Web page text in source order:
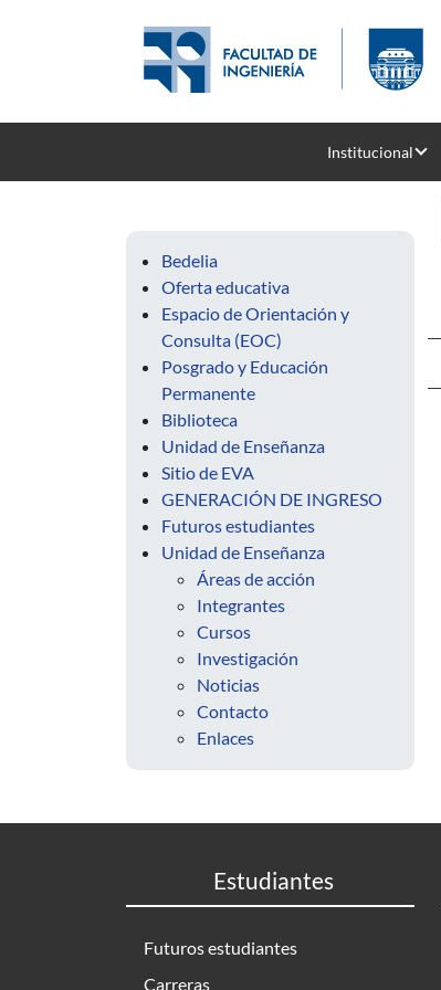
Institucional
Bedelia
Oferta educativa
Espacio de Orientación y
Consulta (EOC)
Posgrado y Educación
Permanente
Biblioteca
Unidad de Enseñanza
Sitio de EVA
GENERACIÓN DE INGRESO
Futuros estudiantes
Unidad de Enseñanza
Áreas de acción
Integrantes
Cursos
Investigación
Noticias
Contacto
Enlaces
Estudiantes
Futuros estudiantes
Carreras